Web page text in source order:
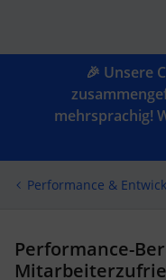
🎉 Unsere
mehrsprachig!
Performance &
Performance-